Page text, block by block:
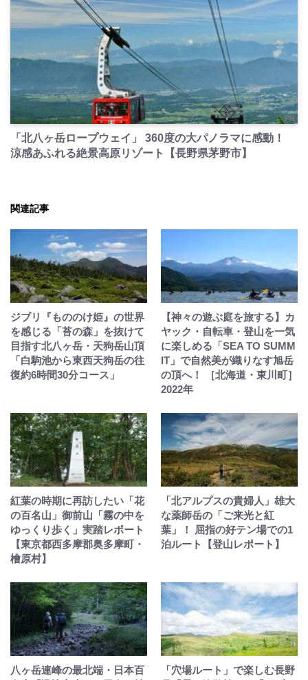
PR
「北八ヶ岳ロープウェイ」 360度の大パノラマに感動！
涼感あふれる絶景高原リゾート【長野県茅野市】
関連記事
ジブリ『もののけ姫』の世界
を感じる「苔の森」を抜けて
目指す北八ヶ岳・天狗岳山頂
「白駒池から東西天狗岳の往
復約6時間30分コース」
【神々の遊ぶ庭を旅する】カ
ヤック・自転車・登山を一気
に楽しめる「SEA TO SUMM
IT」で自然美が織りなす旭岳
の頂へ！ ［北海道・東川町］
2022年
紅葉の時期に再訪したい「花
の百名山」御前山「霧の中を
ゆっくり歩く」実踏レポート
【東京都西多摩郡奥多摩町・
檜原村】
「北アルプスの貴婦人」雄大
な薬師岳の「ご来光と紅
葉」！ 屈指の好テン場での1
泊ルート【登山レポート】
八ヶ岳連峰の最北端・日本百
「穴場ルート」で楽しむ長野